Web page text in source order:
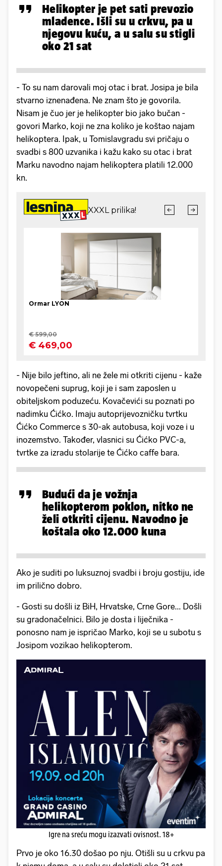
Helikopter je pet sati prevozio
mladence. Išli su u crkvu, pa u
njegovu kuću, a u salu su stigli
oko 21 sat
- To su nam darovali moj otac i brat. Josipa je bila
stvarno iznenađena. Ne znam što je govorila.
Nisam je čuo jer je helikopter bio jako bučan -
govori Marko, koji ne zna koliko je koštao najam
helikoptera. Ipak, u Tomislavgradu svi pričaju o
svadbi s 800 uzvanika i kažu kako su otac i brat
Marku navodno najam helikoptera platili 12.000
kn.
- Nije bilo jeftino, ali ne žele mi otkriti cijenu - kaže
novopečeni suprug, koji je i sam zaposlen u
obiteljskom poduzeću. Kovačevići su poznati po
nadimku Ćićko. Imaju autoprijevozničku tvrtku
Ćićko Commerce s 30-ak autobusa, koji voze i u
inozemstvo. Također, vlasnici su Ćićko PVC-a,
tvrtke za izradu stolarije te Ćićko caffe bara.
Budući da je vožnja
helikopterom poklon, nitko ne
želi otkriti cijenu. Navodno je
koštala oko 12.000 kuna
Ako je suditi po luksuznoj svadbi i broju gostiju, ide
im prilično dobro.
- Gosti su došli iz BiH, Hrvatske, Crne Gore... Došli
su gradonačelnici. Bilo je dosta i liječnika -
ponosno nam je ispričao Marko, koji se u subotu s
Josipom vozikao helikopterom.
Igre na sreću mogu izazvati ovisnost. 18+
Prvo je oko 16.30 došao po nju. Otišli su u crkvu pa